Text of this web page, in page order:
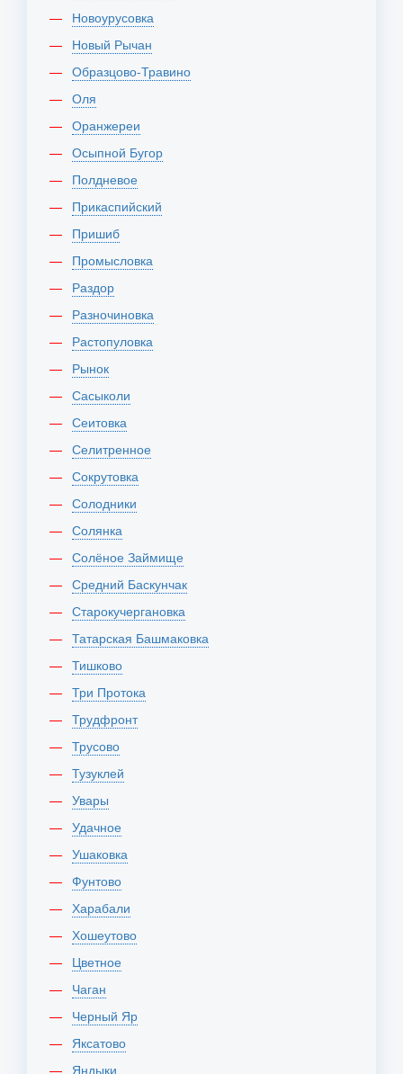
Новоурусовка
Новый Рычан
Образцово-Травино
Оля
Оранжереи
Осыпной Бугор
Полдневое
Прикаспийский
Пришиб
Промысловка
Раздор
Разночиновка
Растопуловка
Рынок
Сасыколи
Сеитовка
Селитренное
Сокрутовка
Солодники
Солянка
Солёное Займище
Средний Баскунчак
Старокучергановка
Татарская Башмаковка
Тишково
Три Протока
Трудфронт
Трусово
Тузуклей
Увары
Удачное
Ушаковка
Фунтово
Харабали
Хошеутово
Цветное
Чаган
Черный Яр
Яксатово
Яндыки